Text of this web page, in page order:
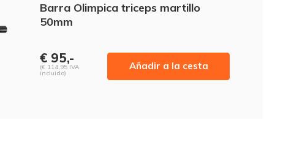
Barra Olimpica triceps martillo
50mm
€ 95,-
(€ 114,95 IVA
incluido)
Añadir a la cesta